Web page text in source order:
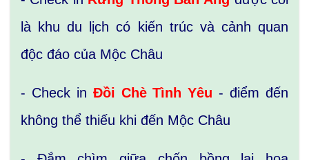
là khu du lịch có kiến trúc và cảnh quan
độc đáo của Mộc Châu
- Check in Đồi Chè Tình Yêu - điểm đến
không thể thiếu khi đến Mộc Châu